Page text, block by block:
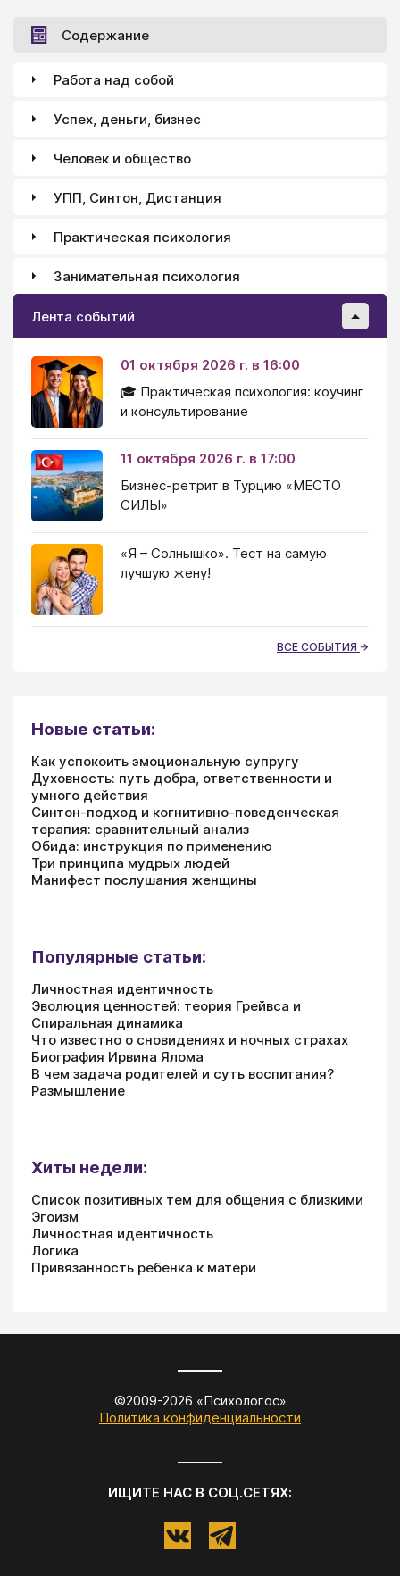
Содержание
Работа над собой
Успех, деньги, бизнес
Человек и общество
УПП, Синтон, Дистанция
Практическая психология
Занимательная психология
Лента событий
01 октября 2026 г. в 16:00
🎓 Практическая психология: коучинг
и консультирование
11 октября 2026 г. в 17:00
Бизнес-ретрит в Турцию «МЕСТО
СИЛЫ»
«Я – Солнышко». Тест на самую
лучшую жену!
ВСЕ СОБЫТИЯ
Новые статьи:
Как успокоить эмоциональную супругу
Духовность: путь добра, ответственности и
умного действия
Синтон-подход и когнитивно-поведенческая
терапия: сравнительный анализ
Обида: инструкция по применению
Три принципа мудрых людей
Манифест послушания женщины
Популярные статьи:
Личностная идентичность
Эволюция ценностей: теория Грейвса и
Спиральная динамика
Что известно о сновидениях и ночных страхах
Биография Ирвина Ялома
В чем задача родителей и суть воспитания?
Размышление
Хиты недели:
Список позитивных тем для общения с близкими
Эгоизм
Личностная идентичность
Логика
Привязанность ребенка к матери
©2009-2026 «Психологос»
Политика конфиденциальности
ИЩИТЕ НАС В СОЦ.СЕТЯХ: